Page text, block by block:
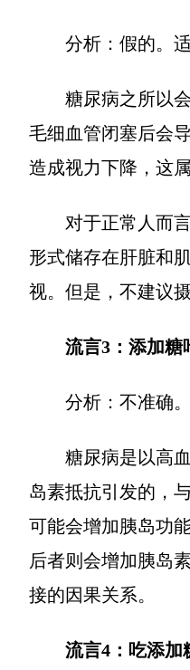
分析：假的。
糖尿病之所以
毛细血管闭塞后会
造成视力下降，这
对于正常人而
形式储存在肝脏和
视。但是，不建议
流言3：添加糖
分析：不准确
糖尿病是以高
岛素抵抗引发的，
可能会增加胰岛功
后者则会增加胰岛
接的因果关系。
流言4：吃添加